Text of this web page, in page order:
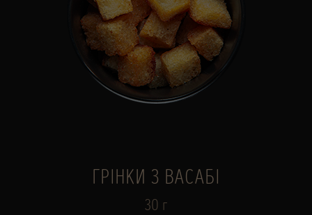
ГРІНКИ З ВАСАБІ
30 г